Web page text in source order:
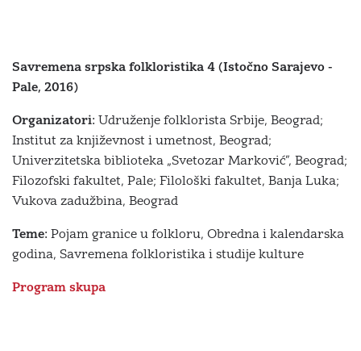
Savremena srpska folkloristika 4 (Istočno Sarajevo -
Pale, 2016)
Organizatori: Udruženje folklorista Srbije, Beograd;
Institut za književnost i umetnost, Beograd;
Univerzitetska biblioteka „Svetozar Marković”, Beograd;
Filozofski fakultet, Pale; Filološki fakultet, Banja Luka;
Vukova zadužbina, Beograd
Teme: Pojam granice u folkloru, Obredna i kalendar­ska
godina, Savremena folkloristika i studije kulture
Program skupa